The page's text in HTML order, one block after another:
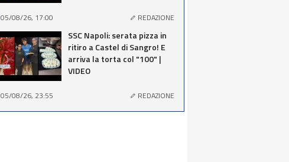
05/08/26, 17:00 REDAZIONE
SSC Napoli: serata pizza in
ritiro a Castel di Sangro! E
arriva la torta col "100" |
VIDEO
05/08/26, 23:55 REDAZIONE